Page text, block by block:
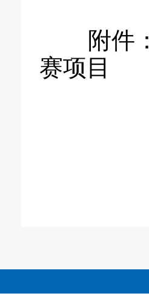
附件：
赛项目